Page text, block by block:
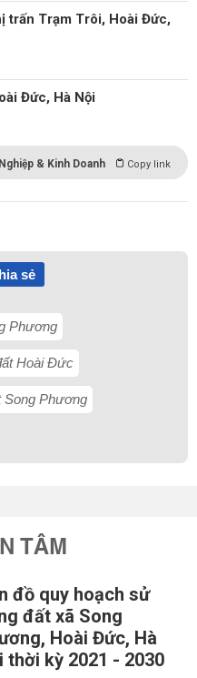
trấn Trạm Trôi, Hoài Đức,
Đức, Hà Nội
& Kinh Doanh Copy link
sẻ
Phương
Hoài Đức
Song Phương
TÂM
đồ quy hoạch sử
đất xã Song
Hoài Đức, Hà
thời kỳ 2021 - 2030